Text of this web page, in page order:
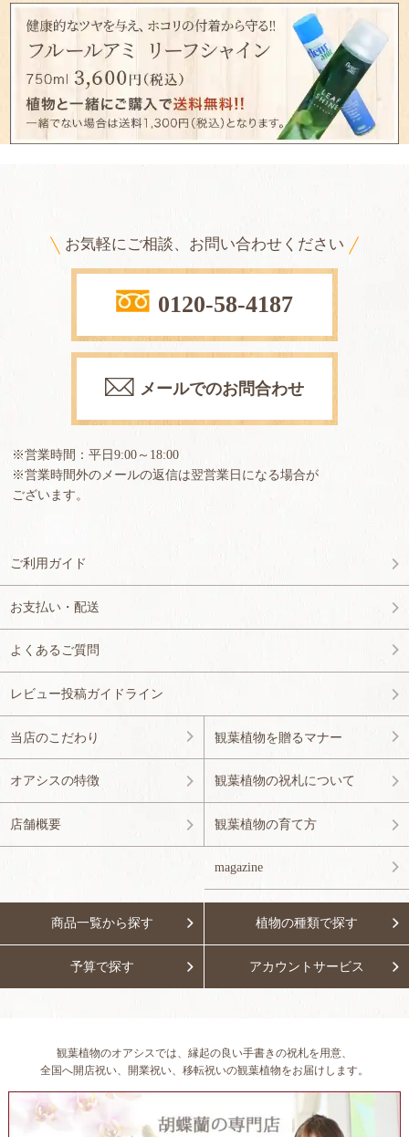
お気軽にご相談、お問い合わせください
0120-58-4187
メールでのお問合わせ
※営業時間：平日9:00～18:00
※営業時間外のメールの返信は翌営業日になる場合が
ございます。
ご利用ガイド
お支払い・配送
よくあるご質問
レビュー投稿ガイドライン
当店のこだわり
オアシスの特徴
店舗概要
観葉植物を贈るマナー
観葉植物の祝札について
観葉植物の育て方
magazine
商品一覧から探す 植物の種類で探す
予算で探す アカウントサービス
観葉植物のオアシスでは、縁起の良い手書きの祝札を用意、
全国へ開店祝い、開業祝い、移転祝いの観葉植物をお届けします。